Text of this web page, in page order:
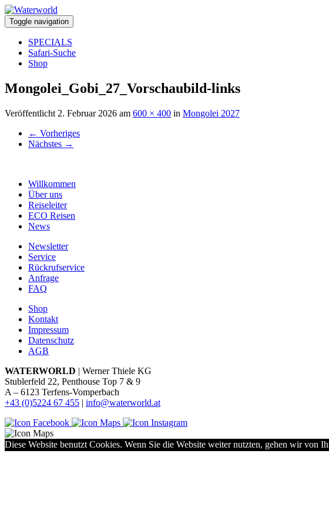
Toggle navigation
SPECIALS
Safari-Suche
Shop
Mongolei_Gobi_27_Vorschaubild-links
Veröffentlicht 2. Februar 2026 am 600 × 400 in Mongolei 2027
← Vorheriges
Nächstes →
Willkommen
Über uns
Reiseleiter
ECO Reisen
News
Newsletter
Service
Rückrufservice
Anfrage
FAQ
Shop
Kontakt
Impressum
Datenschutz
AGB
WATERWORLD | Werner Thiele KG
Stublerfeld 22, Penthouse Top 7 & 9
A – 6123 Terfens-Vomperbach
+43 (0)5224 67 455 | info@waterworld.at
Diese Website benutzt Cookies. Wenn Sie die Website weiter nutzten, gehen wir von